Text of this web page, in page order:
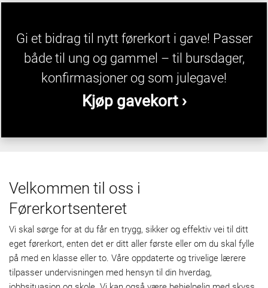
Gi et bidrag til nytt førerkort i gave! Passer
både til ung og gammel – til bursdager,
konfirmasjoner og som julegave!
Kjøp gavekort ›
Velkommen til oss i
Førerkortsenteret
Vi skal sørge for at du får en trygg, sikker og effektiv vei til ditt
eget førerkort, enten det er ditt aller første eller om du skal fylle
på med en klasse eller to. Våre oppdaterte og trivelige lærere
tilpasser undervisningen med hensyn til din hverdag,